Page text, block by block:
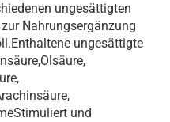
ungesättigten
Nahrungsergänzung
ungesättigte
und